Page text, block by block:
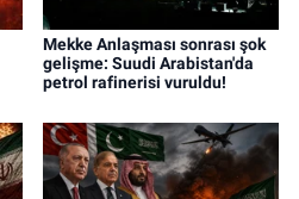
Mekke Anlaşması sonrası şok
gelişme: Suudi Arabistan'da
petrol rafinerisi vuruldu!